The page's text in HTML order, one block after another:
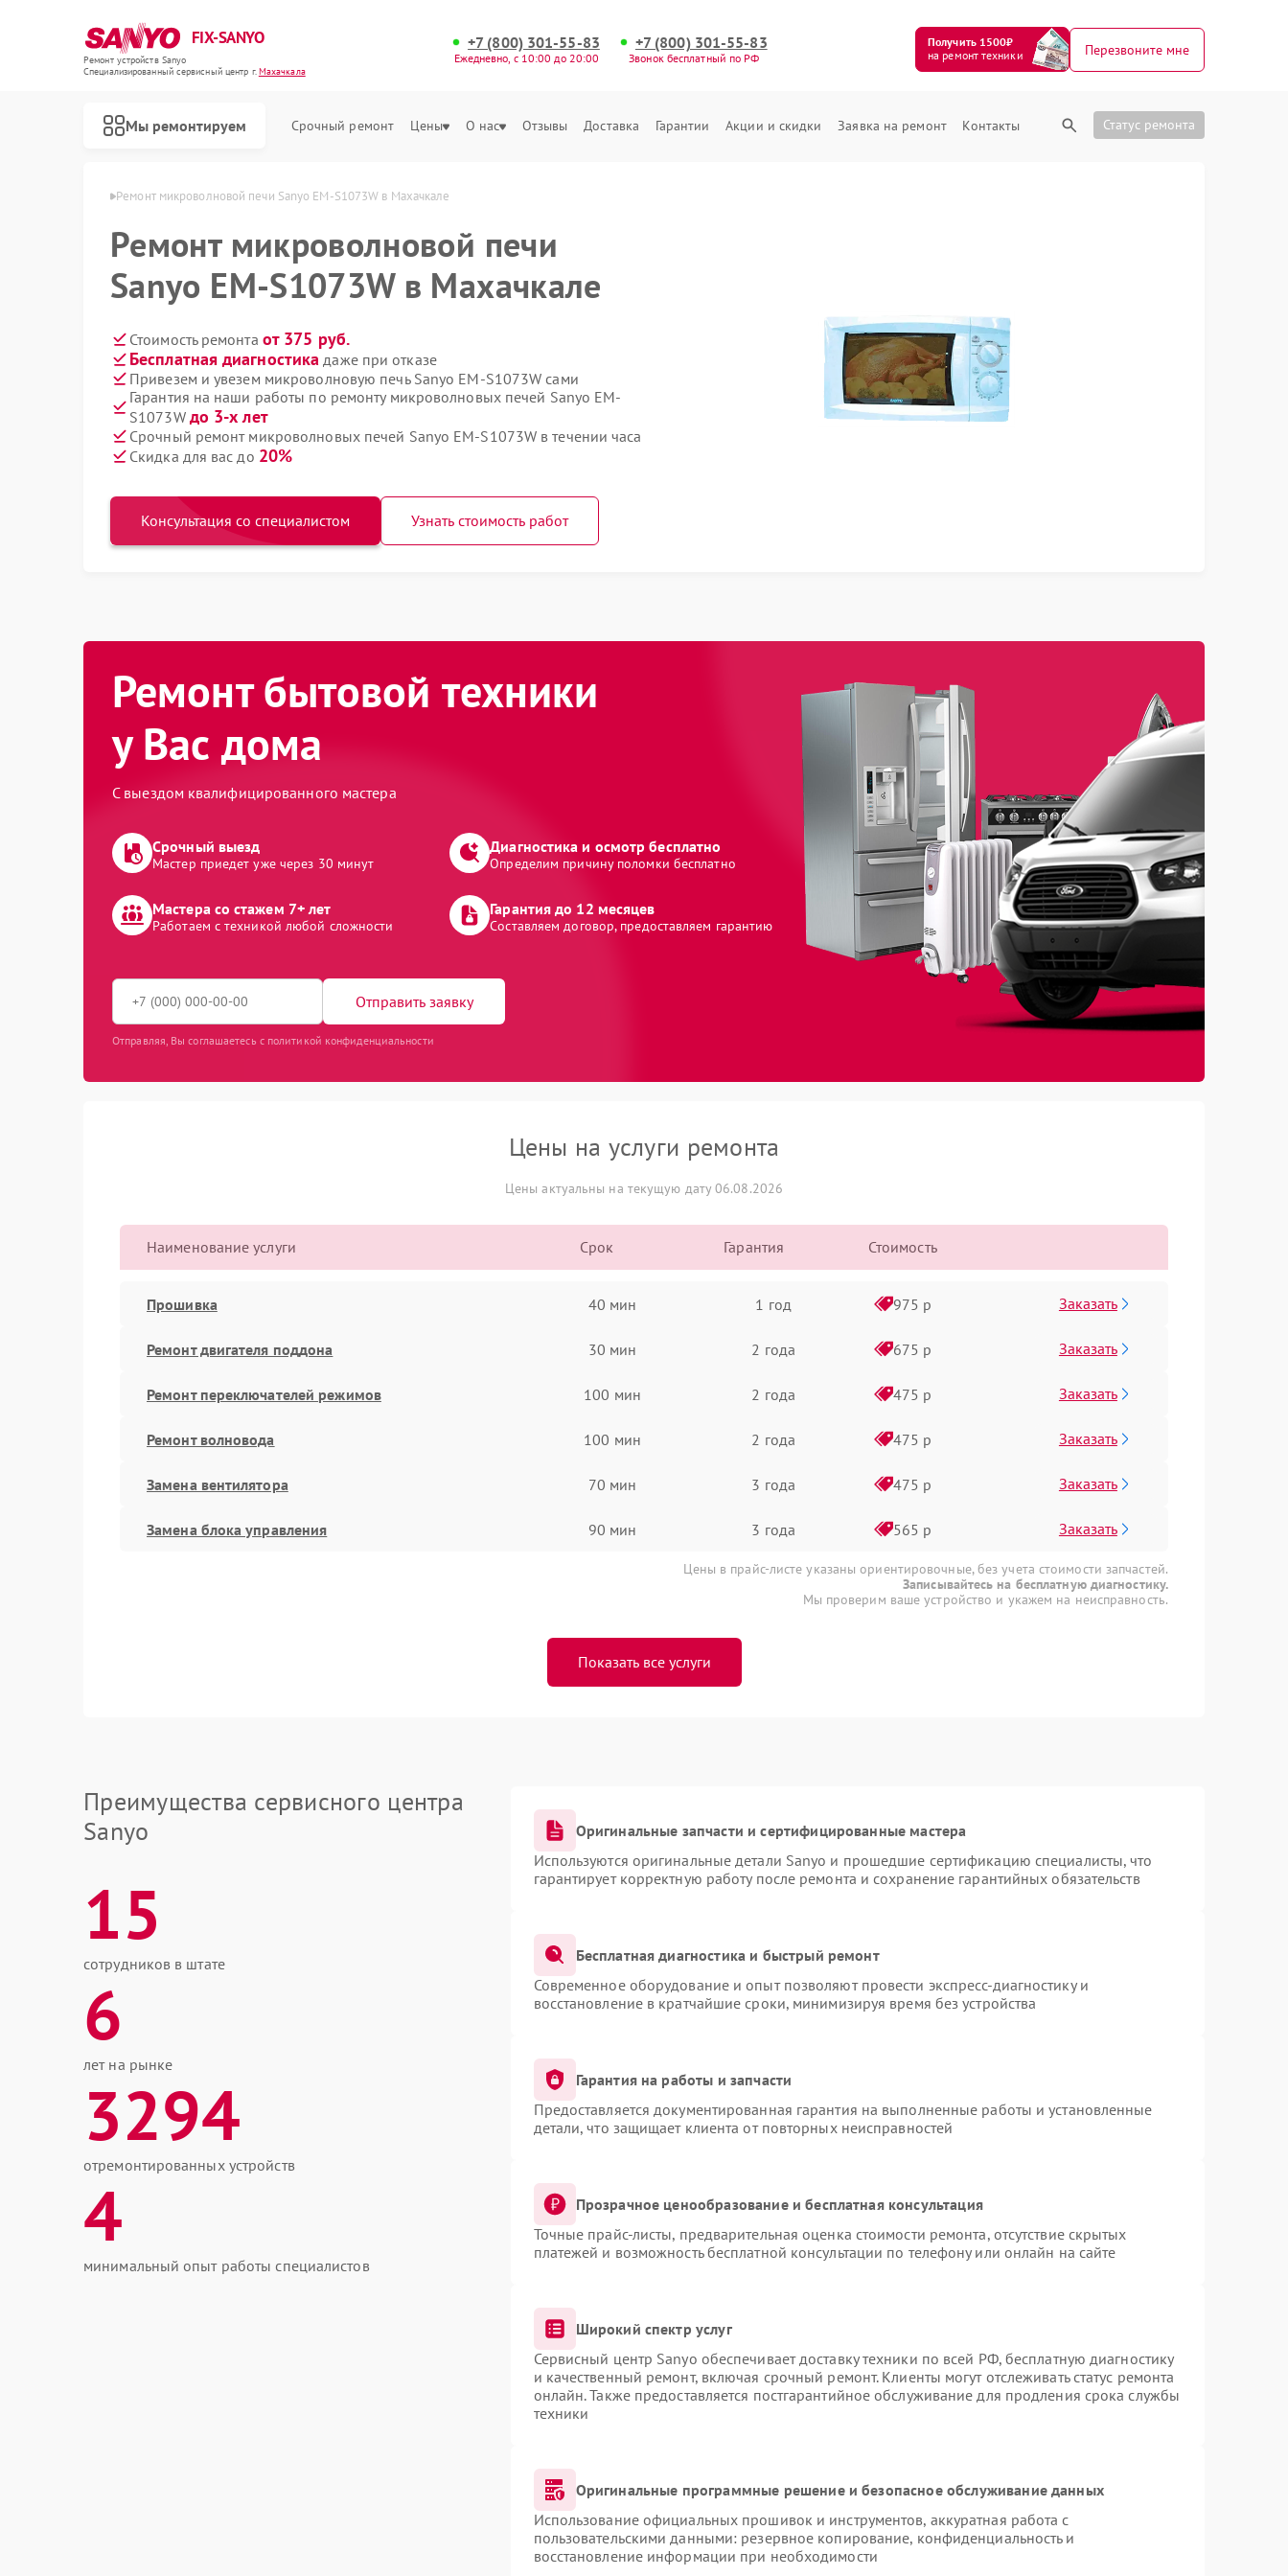
FIX-SANYO
Ремонт устройств Sanyo
Специализированный cервисный центр г.Махачкала
+7 (800) 301-55-83
Ежедневно, с 10:00 до 20:00
+7 (800) 301-55-83
Звонок бесплатный по РФ
Получить 1500₽
на ремонт техники
Перезвоните мне
Мы ремонтируем Срочный ремонт Цены О нас Отзывы Доставка Гарантии Акции и скидки Заявка на ремонт Контакты Статус ремонта
в Махачкале Ремонт микроволновой печи Sanyo EM-S1073W в Махачкале
Ремонт микроволновой печи
Sanyo EM-S1073W в Махачкале
Стоимость ремонта от 375 руб.
Бесплатная диагностика даже при отказе
Привезем и увезем микроволновую печь Sanyo EM-S1073W сами
Гарантия на наши работы по ремонту микроволновых печей Sanyo EM-
S1073W до 3-х лет
Срочный ремонт микроволновых печей Sanyo EM-S1073W в течении часа
Скидка для вас до 20%
Консультация со специалистом Узнать стоимость работ
Ремонт бытовой техники
у Вас дома
С выездом квалифицированного мастера
Срочный выезд
Мастер приедет уже через 30 минут
Диагностика и осмотр бесплатно
Определим причину поломки бесплатно
Мастера со стажем 7+ лет
Работаем с техникой любой сложности
Гарантия до 12 месяцев
Составляем договор, предоставляем гарантию
Отправить заявку
Отправляя, Вы соглашаетесь с политикой конфиденциальности
Цены на услуги ремонта
Цены актуальны на текущую дату 06.08.2026
Наименование услуги Срок Гарантия Стоимость
Прошивка 40 мин 1 год 975 р Заказать
Ремонт двигателя поддона 30 мин 2 года 675 р Заказать
Ремонт переключателей режимов 100 мин 2 года 475 р Заказать
Ремонт волновода 100 мин 2 года 475 р Заказать
Замена вентилятора 70 мин 3 года 475 р Заказать
Замена блока управления 90 мин 3 года 565 р Заказать
Цены в прайс-листе указаны ориентировочные, без учета стоимости запчастей.
Записывайтесь на бесплатную диагностику.
Мы проверим ваше устройство и укажем на неисправность.
Показать все услуги
Преимущества сервисного центра
Sanyo
15
сотрудников в штате
6
лет на рынке
3294
отремонтированных устройств
4
минимальный опыт работы специалистов
Оригинальные запчасти и сертифицированные мастера
Используются оригинальные детали Sanyo и прошедшие сертификацию специалисты, что
гарантирует корректную работу после ремонта и сохранение гарантийных обязательств
Бесплатная диагностика и быстрый ремонт
Современное оборудование и опыт позволяют провести экспресс-диагностику и
восстановление в кратчайшие сроки, минимизируя время без устройства
Гарантия на работы и запчасти
Предоставляется документированная гарантия на выполненные работы и установленные
детали, что защищает клиента от повторных неисправностей
Прозрачное ценообразование и бесплатная консультация
Точные прайс-листы, предварительная оценка стоимости ремонта, отсутствие скрытых
платежей и возможность бесплатной консультации по телефону или онлайн на сайте
Широкий спектр услуг
Сервисный центр Sanyo обеспечивает доставку техники по всей РФ, бесплатную диагностику
и качественный ремонт, включая срочный ремонт. Клиенты могут отслеживать статус ремонта
онлайн. Также предоставляется постгарантийное обслуживание для продления срока службы
техники
Оригинальные программные решение и безопасное обслуживание данных
Использование официальных прошивок и инструментов, аккуратная работа с
пользовательскими данными: резервное копирование, конфиденциальность и
восстановление информации при необходимости